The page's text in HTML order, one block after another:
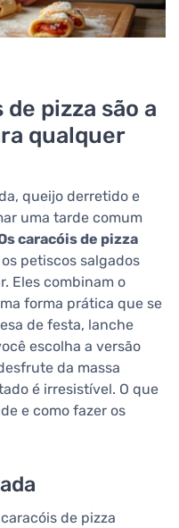
pizza são a
qualquer
queijo derretido e
uma tarde comum
caracóis de pizza
petiscos salgados
Eles combinam o
forma prática que se
de festa, lanche
escolha a versão
da massa
é irresistível. O que
e como fazer os
de pizza